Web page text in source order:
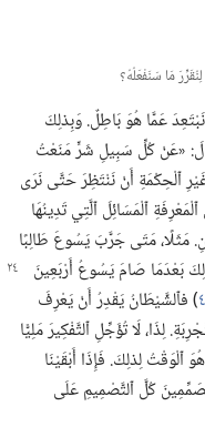
عَمَّا هُوَ بَاطِلٌ.‏ وَبِذلِكَ
«عَنْ كُلِّ سَبِيلِ شَرٍّ مَنَعْتُ
ٱلْحِكْمَةِ أَنْ نَنْتَظِرَ حَتَّى نَرَى
ٱلْمَسَائِلَ ٱلَّتِي تَدِينُهَا
مَثَلًا،‏ مَتَى جَرَّبَ يَسُوعَ طَالِبًا
بَعْدَمَا صَامَ يَسُوعُ أَرْبَعِينَ
‏)‏ فٱلشَّيْطَانُ يَقْدِرُ أَنْ يَعْرِفَ
لِذَا،‏ لَا تُؤَجِّلِ ٱلتَّفْكِيرَ مَلِيًّا
هُوَ ٱلْوَقْتُ لِذلِكَ.‏ فَإِذَا أَبْقَيْنَا
كُلَّ ٱلتَّصْمِيمِ عَلَى